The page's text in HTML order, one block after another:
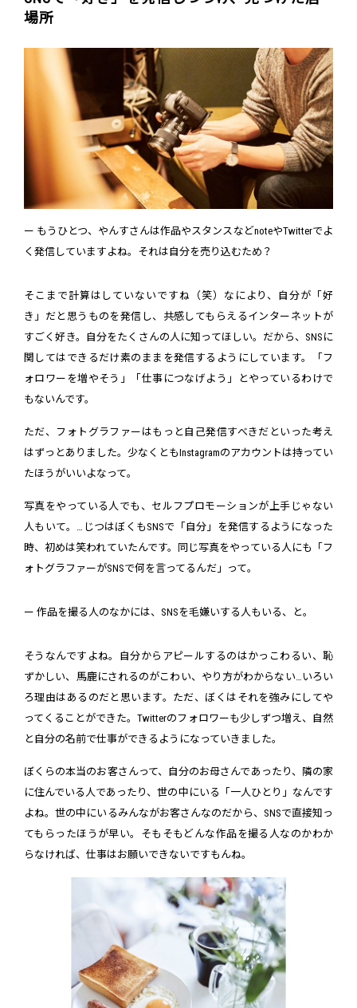
場所
ー もうひとつ、やんすさんは作品やスタンスなどnoteやTwitterでよ
く発信していますよね。それは自分を売り込むため？
そこまで計算はしていないですね（笑）なにより、自分が「好
き」だと思うものを発信し、共感してもらえるインターネットが
すごく好き。自分をたくさんの人に知ってほしい。だから、SNSに
関してはできるだけ素のままを発信するようにしています。「フ
ォロワーを増やそう」「仕事につなげよう」とやっているわけで
もないんです。
ただ、フォトグラファーはもっと自己発信すべきだといった考え
はずっとありました。少なくともInstagramのアカウントは持ってい
たほうがいいよなって。
写真をやっている人でも、セルフプロモーションが上手じゃない
人もいて。…じつはぼくもSNSで「自分」を発信するようになった
時、初めは笑われていたんです。同じ写真をやっている人にも「フ
ォトグラファーがSNSで何を言ってるんだ」って。
ー 作品を撮る人のなかには、SNSを毛嫌いする人もいる、と。
そうなんですよね。自分からアピールするのはかっこわるい、恥
ずかしい、馬鹿にされるのがこわい、やり方がわからない…いろい
ろ理由はあるのだと思います。ただ、ぼくはそれを強みにしてや
ってくることができた。Twitterのフォロワーも少しずつ増え、自然
と自分の名前で仕事ができるようになっていきました。
ぼくらの本当のお客さんって、自分のお母さんであったり、隣の家
に住んでいる人であったり、世の中にいる「一人ひとり」なんです
よね。世の中にいるみんながお客さんなのだから、SNSで直接知っ
てもらったほうが早い。そもそもどんな作品を撮る人なのかわか
らなければ、仕事はお願いできないですもんね。